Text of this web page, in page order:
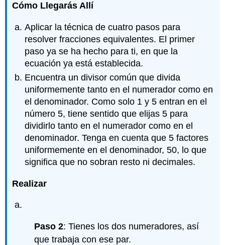
Cómo Llegarás Allí
Aplicar la técnica de cuatro pasos para
resolver fracciones equivalentes. El primer
paso ya se ha hecho para ti, en que la
ecuación ya está establecida.
Encuentra un divisor común que divida
uniformemente tanto en el numerador como en
el denominador. Como solo 1 y 5 entran en el
número 5, tiene sentido que elijas 5 para
dividirlo tanto en el numerador como en el
denominador. Tenga en cuenta que 5 factores
uniformemente en el denominador, 50, lo que
significa que no sobran resto ni decimales.
Realizar
Paso 2: Tienes los dos numeradores, así
que trabaja con ese par.